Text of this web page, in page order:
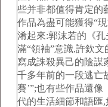
些并非都值得肯定的
作品為盡可能獲得“
淆起來:郭沫若的《
滿“領袖”意識,許欽
寫成誅殺異己的陰謀
千多年前的一段逃亡
賽’”;也有些作品還
代的生活細節和語匯